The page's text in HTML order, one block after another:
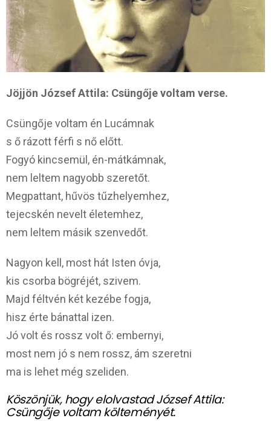
Jöjjön József Attila: Csüngője voltam verse.
Csüngője voltam én Lucámnak
s ő rázott férfi s nő előtt.
Fogyó kincsemül, én-mátkámnak,
nem leltem nagyobb szeretőt.
Megpattant, hűvös tűzhelyemhez,
tejecskén nevelt életemhez,
nem leltem másik szenvedőt.
Nagyon kell, most hát Isten óvja,
kis csorba bögréjét, szivem.
Majd féltvén két kezébe fogja,
hisz érte bánattal izen.
Jó volt és rossz volt ő: embernyi,
most nem jó s nem rossz, ám szeretni
ma is lehet még szeliden.
Köszönjük, hogy elolvastad József Attila:
Csüngője voltam költeményét.